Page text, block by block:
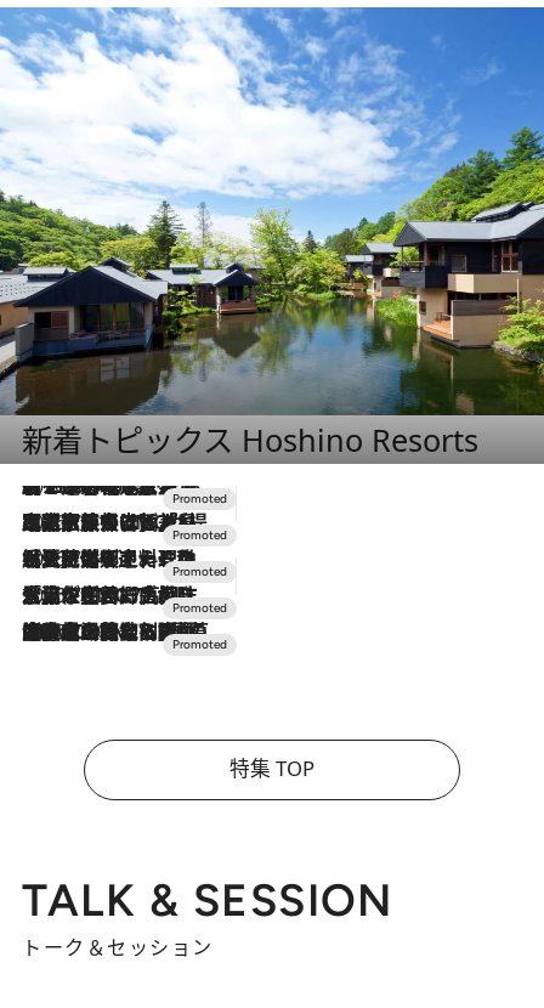
新着トピックス Hoshino Resorts
2026.8.7
【トンボの足水浴】ヒノキの香りに包まれて涼感マックス！約13℃の湧水かけ流しを避暑地「星野温泉 トンボの湯」で体験
2026.7.31
【ホテル帰省】という選択肢をOMOが提案。家族とほどよい距離を保つには「昼は実家、夜は気兼ねなくホテルで！」
2026.7.24
【夏限定ディナーコース】旬を迎える稚鮎や花ズッキーニなどをイタリア・トスカーナの郷土料理の手法で満喫！
2026.7.17
「土佐和ハーブかき氷」がOMO7高知に登場！生姜、山椒、大葉など目にも舌にも涼を呼ぶ郷土の味
2026.7.10
NEW OPEN！【界 草津】名湯の地に誕生。趣の異なる2種の温泉と上州ならではの会席・蕎麦割烹など美食を味わう究極の癒やし旅
特集 TOP
TALK & SESSION
トーク＆セッション